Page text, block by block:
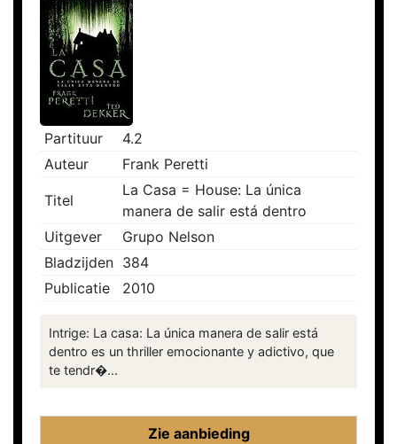
Partituur
4.2
Auteur
Frank Peretti
Titel
La Casa = House: La única
manera de salir está dentro
Uitgever
Grupo Nelson
Bladzijden 384
Publicatie
2010
Intrige: La casa: La única manera de salir está
dentro es un thriller emocionante y adictivo, que
te tendr�...
Zie aanbieding